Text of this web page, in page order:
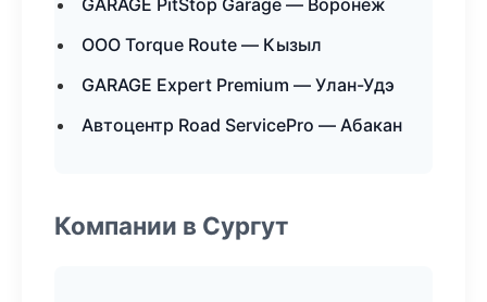
GARAGE PitStop Garage — Воронеж
ООО Torque Route — Кызыл
GARAGE Expert Premium — Улан-Удэ
Автоцентр Road ServicePro — Абакан
Компании в Сургут